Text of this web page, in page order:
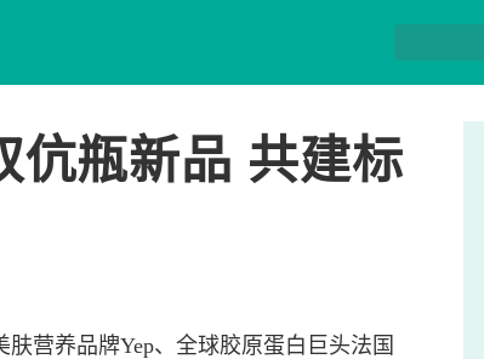
伉瓶新品 共建标
营养品牌Yep、全球胶原蛋白巨头法国